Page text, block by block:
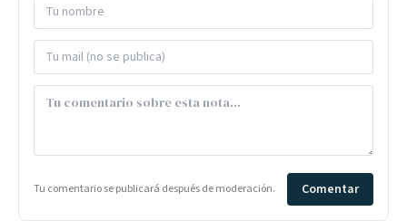
Tu comentario se publicará después de moderación. Comentar